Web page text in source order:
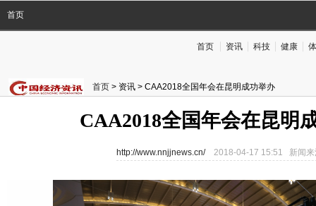
首页
首页 资讯 科技 健康
首页 > 资讯 > CAA2018全国年会在昆明成功举办
CAA2018全国年会在昆明
http://www.nnjjnews.cn/2018-04-17 15:51 新闻